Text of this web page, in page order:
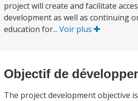
project will create and facilitate
development as well as continuing
education for... Voir plus
Objectif de
The project development objective